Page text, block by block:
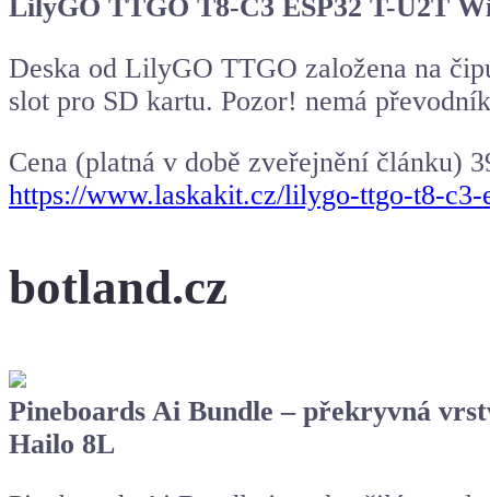
LilyGO TTGO T8-C3 ESP32 T-U2T
Deska od LilyGO TTGO založena na
slot pro SD kartu. Pozor! nemá
Cena (platná v době zveřejnění článku)
https://www.laskakit.cz/lilygo-ttgo-t8-
botland.cz
Pineboards Ai Bundle – překryvná
Hailo 8L